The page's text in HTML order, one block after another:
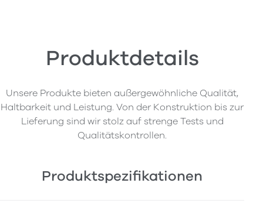
Produktdetails
Unsere Produkte bieten außergewöhnliche Qualität,
Haltbarkeit und Leistung. Von der Konstruktion bis zur
Lieferung sind wir stolz auf strenge Tests und
Qualitätskontrollen.
Produktspezifikationen